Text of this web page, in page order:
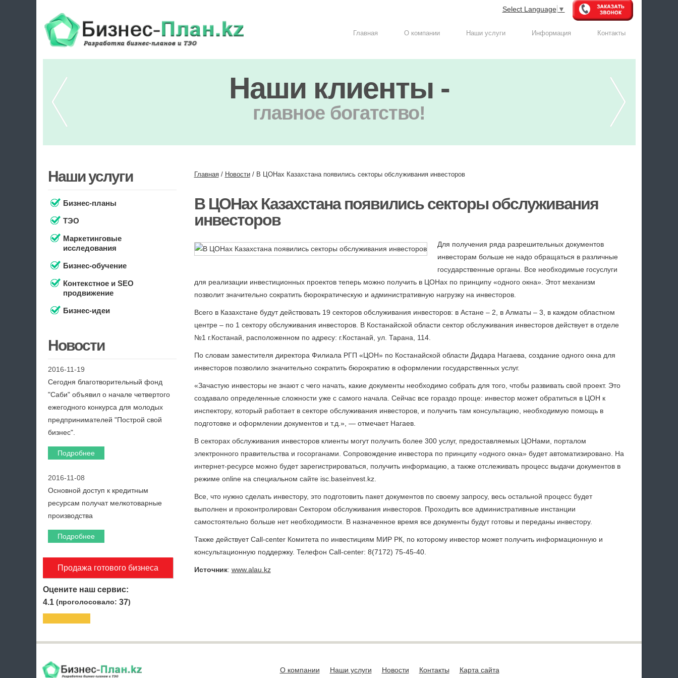
Главная О компании Наши услуги Информация Контакты
Select Language ▼
Наши клиенты -
главное богатство!
Наши услуги
Бизнес-планы
ТЭО
Маркетинговые
исследования
Бизнес-обучение
Контекстное и SEO
продвижение
Бизнес-идеи
Новости
2016-11-19
Сегодня благотворительный фонд
"Саби" объявил о начале четвертого
ежегодного конкурса для молодых
предпринимателей "Построй свой
бизнес".
Подробнее
2016-11-08
Основной доступ к кредитным
ресурсам получат мелкотоварные
производства
Подробнее
Продажа готового бизнеса
Оцените наш сервис:
4.1 (проголосовало: 37)
Главная/ Новости/ В ЦОНах Казахстана появились секторы обслуживания инвесторов
В ЦОНах Казахстана появились секторы обслуживания
инвесторов
Для получения ряда разрешительных документов
инвесторам больше не надо обращаться в различные
государственные органы. Все необходимые госуслуги
для реализации инвестиционных проектов теперь можно получить в ЦОНах по принципу «одного окна». Этот механизм
позволит значительно сократить бюрократическую и административную нагрузку на инвесторов.
Всего в Казахстане будут действовать 19 секторов обслуживания инвесторов: в Астане – 2, в Алматы – 3, в каждом областном
центре – по 1 сектору обслуживания инвесторов. В Костанайской области сектор обслуживания инвесторов действует в отделе
№1 г.Костанай, расположенном по адресу: г.Костанай, ул. Тарана, 114.
По словам заместителя директора Филиала РГП «ЦОН» по Костанайской области Дидара Нагаева, создание одного окна для
инвесторов позволило значительно сократить бюрократию в оформлении государственных услуг.
«Зачастую инвесторы не знают с чего начать, какие документы необходимо собрать для того, чтобы развивать свой проект. Это
создавало определенные сложности уже с самого начала. Сейчас все гораздо проще: инвестор может обратиться в ЦОН к
инспектору, который работает в секторе обслуживания инвесторов, и получить там консультацию, необходимую помощь в
подготовке и оформлении документов и т.д.», — отмечает Нагаев.
В секторах обслуживания инвесторов клиенты могут получить более 300 услуг, предоставляемых ЦОНами, порталом
электронного правительства и госорганами. Сопровождение инвестора по принципу «одного окна» будет автоматизировано. На
интернет-ресурсе можно будет зарегистрироваться, получить информацию, а также отслеживать процесс выдачи документов в
режиме online на специальном сайте isc.baseinvest.kz.
Все, что нужно сделать инвестору, это подготовить пакет документов по своему запросу, весь остальной процесс будет
выполнен и проконтролирован Сектором обслуживания инвесторов. Проходить все административные инстанции
самостоятельно больше нет необходимости. В назначенное время все документы будут готовы и переданы инвестору.
Также действует Сall-center Комитета по инвестициям МИР РК, по которому инвестор может получить информационную и
консультационную поддержку. Телефон Сall-center: 8(7172) 75-45-40.
Источник: www.alau.kz
О компании Наши услуги Новости Контакты Карта сайта